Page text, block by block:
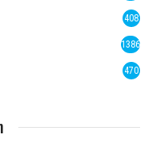
408
1386
470